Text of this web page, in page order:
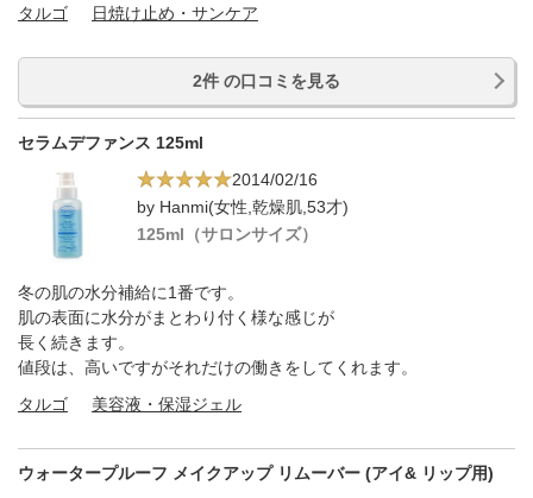
タルゴ
日焼け止め・サンケア
2件 の口コミを見る
セラムデファンス 125ml
2014/02/16
by Hanmi(女性,乾燥肌,53才)
125ml（サロンサイズ）
冬の肌の水分補給に1番です。
肌の表面に水分がまとわり付く様な感じが
長く続きます。
値段は、高いですがそれだけの働きをしてくれます。
タルゴ
美容液・保湿ジェル
ウォータープルーフ メイクアップ リムーバー (アイ& リップ用)